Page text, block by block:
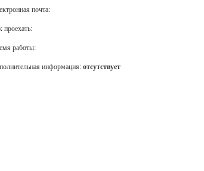
почта:
проехать:
работы:
информация: отсутствует